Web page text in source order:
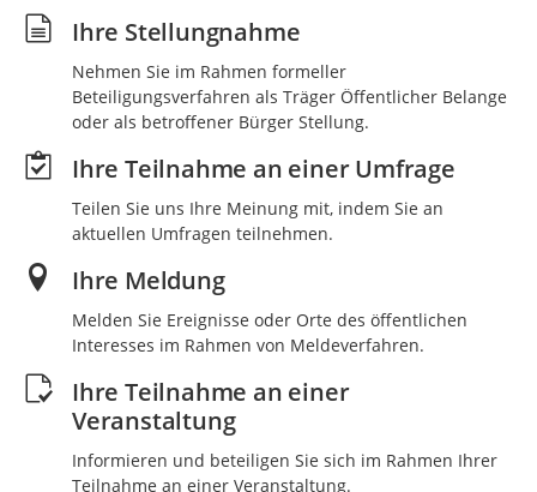
Ihre Stellungnahme
Nehmen Sie im Rahmen formeller
Beteiligungsverfahren als Träger Öffentlicher Belange
oder als betroffener Bürger Stellung.
Ihre Teilnahme an einer Umfrage
Teilen Sie uns Ihre Meinung mit, indem Sie an
aktuellen Umfragen teilnehmen.
Ihre Meldung
Melden Sie Ereignisse oder Orte des öffentlichen
Interesses im Rahmen von Meldeverfahren.
Ihre Teilnahme an einer
Veranstaltung
Informieren und beteiligen Sie sich im Rahmen Ihrer
Teilnahme an einer Veranstaltung.